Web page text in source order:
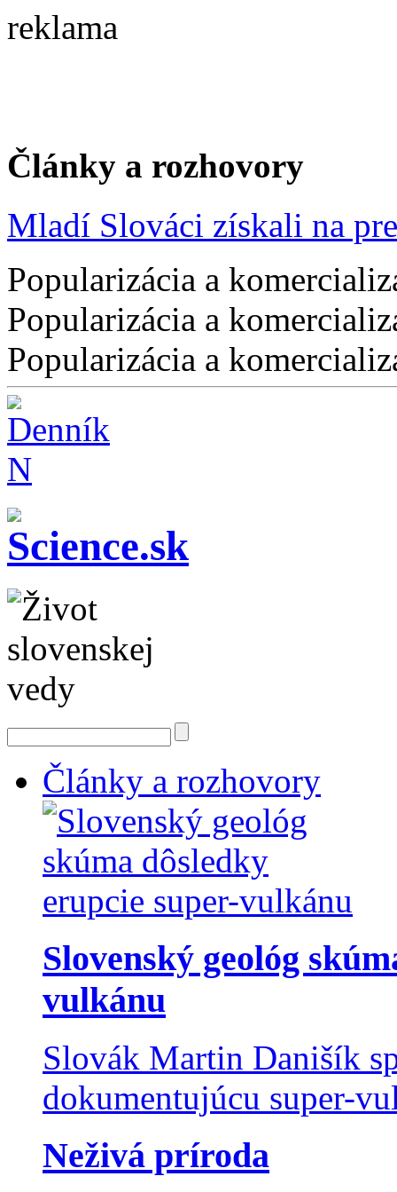
reklama
Články a rozhovory
Mladí Slováci získali na
Popularizácia a
Popularizácia a
Popularizácia a
Články a rozhovory
Slovenský geológ
vulkánu
Slovák Martin Danišík
dokumentujúcu super-
Neživá príroda